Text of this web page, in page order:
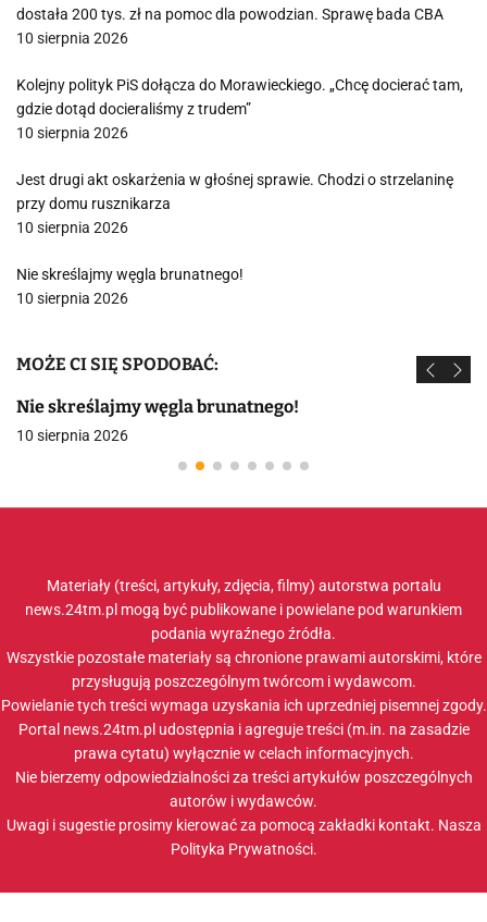
dostała 200 tys. zł na pomoc dla powodzian. Sprawę bada CBA
10 sierpnia 2026
Kolejny polityk PiS dołącza do Morawieckiego. „Chcę docierać tam,
gdzie dotąd docieraliśmy z trudem”
10 sierpnia 2026
Jest drugi akt oskarżenia w głośnej sprawie. Chodzi o strzelaninę
przy domu rusznikarza
10 sierpnia 2026
Nie skreślajmy węgla brunatnego!
10 sierpnia 2026
MOŻE CI SIĘ SPODOBAĆ:
Nie skreślajmy węgla brunatnego!
10 sierpnia 2026
Materiały (treści, artykuły, zdjęcia, filmy) autorstwa portalu
news.24tm.pl mogą być publikowane i powielane pod warunkiem
podania wyraźnego źródła.
Wszystkie pozostałe materiały są chronione prawami autorskimi, które
przysługują poszczególnym twórcom i wydawcom.
Powielanie tych treści wymaga uzyskania ich uprzedniej pisemnej zgody.
Portal news.24tm.pl udostępnia i agreguje treści (m.in. na zasadzie
prawa cytatu) wyłącznie w celach informacyjnych.
Nie bierzemy odpowiedzialności za treści artykułów poszczególnych
autorów i wydawców.
Uwagi i sugestie prosimy kierować za pomocą zakładki kontakt. Nasza
Polityka Prywatności.